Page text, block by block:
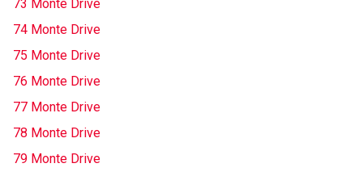
73 Monte Drive
74 Monte Drive
75 Monte Drive
76 Monte Drive
77 Monte Drive
78 Monte Drive
79 Monte Drive